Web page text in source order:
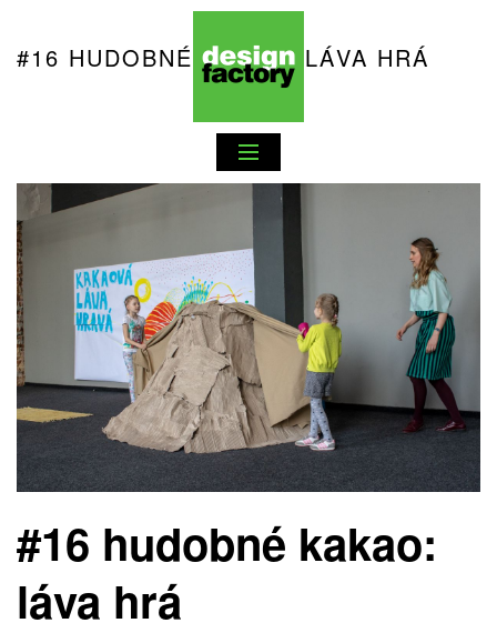
#16 HUDOBNÉ KAKAO: LÁVA HRÁ
#16 hudobné kakao:
láva hrá